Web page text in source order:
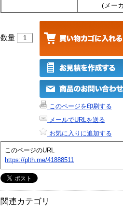
(メー
数量
このページを印刷する
メールでURLを送る
お気に入りに追加する
このページのURL
https://plth.me/41888511
関連カテゴリ